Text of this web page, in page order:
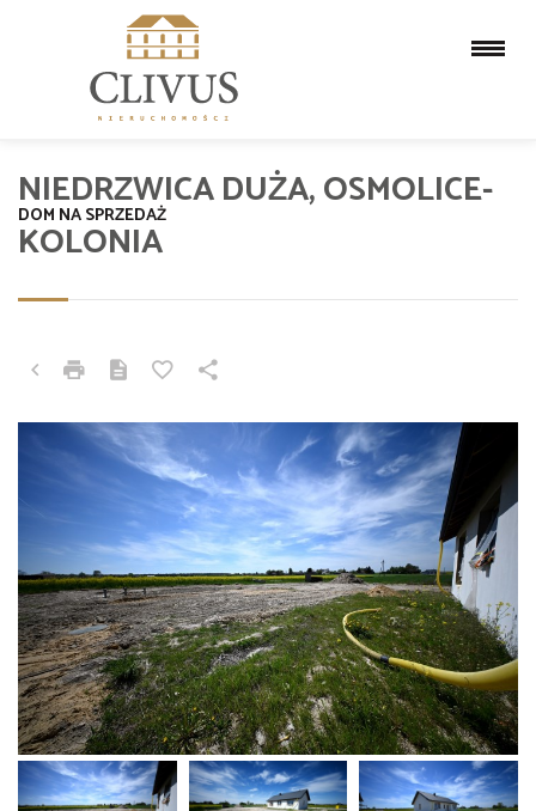
NIEDRZWICA DUŻA, OSMOLICE-
KOLONIA
DOM NA SPRZEDAŻ